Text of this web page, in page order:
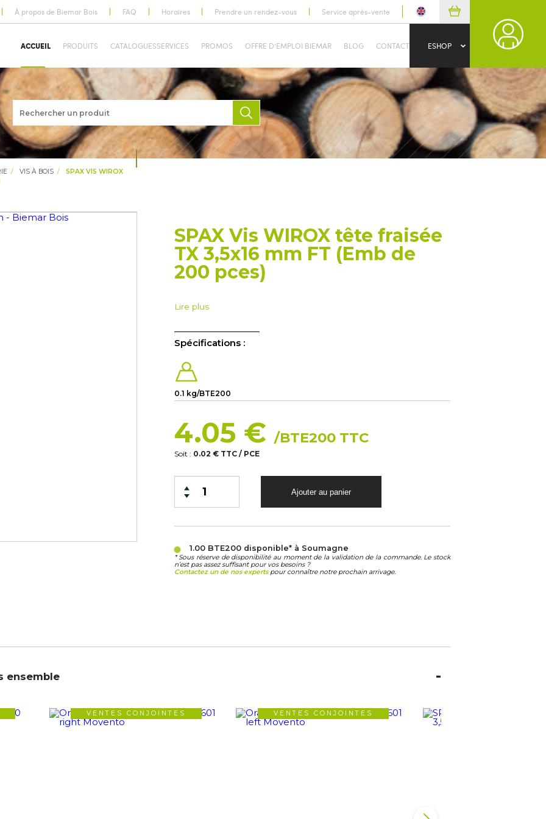
À propos de Biemar Bois FAQ Horaires Prendre un rendez-vous Service après-vente
ACCUEIL PRODUITS CATALOGUESSERVICES PROMOS OFFRE D’EMPLOI BIEMAR BLOG CONTACT ESHOP
VIS À BOIS
SPAX VIS WIROX
SPAX Vis WIROX tête fraisée
TX 3,5x16 mm FT (Emb de
200 pces)
Lire plus
Spécifications :
0.1 kg/BTE200
4.05 € /BTE200 TTC
Soit : 0.02 € TTC / PCE
1.00 BTE200 disponible* à Soumagne
* Sous réserve de disponibilité au moment de la validation de la commande. Le stock
n’est pas assez suffisant pour vos besoins ?
Contactez un de nos expertspour connaître notre prochain arrivage.
ensemble
VENTES CONJOINTES VENTES CONJOINTES